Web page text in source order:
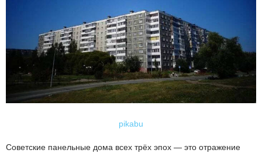
pikabu
Советские панельные дома всех трёх эпох — это отражение